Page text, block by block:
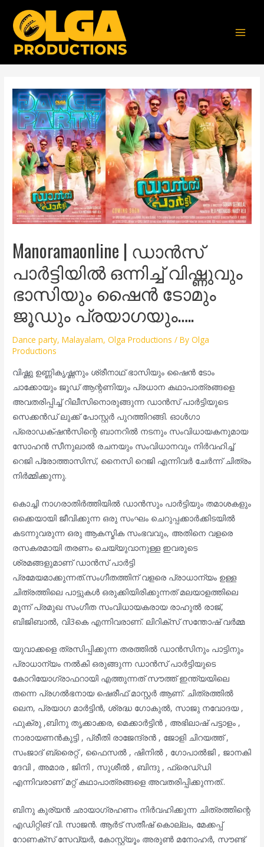
Manoramaonline | ഡാൻസ്
പാർട്ടിയിൽ ഒന്നിച്ച് വിഷ്ണുവും
ഭാസിയും ഷൈൻ ടോമും
ജൂഡും പ്രയാഗയും…..
Dance party,Malayalam,Olga Productions / ByOlga
Productions
വിഷ്ണു ഉണ്ണികൃഷ്ണനും ശ്രീനാഥ് ഭാസിയും ഷൈൻ ടോം
ചാക്കോയും ജൂഡ് ആന്റണിയും പ്രധാന കഥാപാത്രങ്ങളെ
അവതരിപ്പിച്ച്‌ റിലീസിനൊരുങ്ങുന്ന ഡാൻസ് പാർട്ടിയുടെ
സെക്കൻഡ്‌ ലുക്ക് പോസ്റ്റർ പുറത്തിറങ്ങി. ഓൾഗാ
പ്രൊഡക്‌ഷൻസിന്റെ ബാനറിൽ നടനും സംവിധായകനുമായ
സോഹൻ സീനുലാൽ രചനയും സംവിധാനവും നിർവഹിച്ച്
റെജി പ്രോത്താസിസ്, നൈസി റെജി എന്നിവർ ചേർന്ന് ചിത്രം
നിർമ്മിക്കുന്നു.
കൊച്ചി നാഗരാതിർത്തിയിൽ ഡാൻസും പാർട്ടിയും തമാശകളും
ഒക്കെയായി ജീവിക്കുന്ന ഒരു സംഘം ചെറുപ്പക്കാർക്കിടയിൽ
കടന്നുവരുന്ന ഒരു ആകസ്മിക സംഭവവും, അതിനെ വളരെ
രസകരമായി തരണം ചെയ്യുവാനുള്ള ഇവരുടെ
ശ്രമങ്ങളുമാണ് ഡാൻസ് പാർട്ടി
പ്രമേയമാക്കുന്നത്.സംഗീതത്തിന് വളരെ പ്രാധാന്യം ഉള്ള
ചിത്രത്തിലെ പാട്ടുകൾ ഒരുക്കിയിരിക്കുന്നത് മലയാളത്തിലെ
മൂന്ന് പ്രമുഖ സംഗീത സംവിധായകരായ രാഹുൽ രാജ്,
ബിജിബാൽ, വി3കെ എന്നിവരാണ്. ലിറിക്സ് സന്തോഷ്‌ വർമ്മ
യുവാക്കളെ ത്രസിപ്പിക്കുന്ന തരത്തിൽ ഡാൻസിനും പാട്ടിനും
പ്രാധാന്യം നൽകി ഒരുങ്ങുന്ന ഡാൻസ് പാർട്ടിയുടെ
കോറിയോഗ്രാഫറായി എത്തുന്നത് സൗത്ത് ഇന്ത്യയിലെ
തന്നെ പ്രഗൽഭനായ ഷെരീഫ് മാസ്റ്റർ ആണ്. ചിത്രത്തിൽ
ലെന, പ്രയാഗ മാർട്ടിൻ, ശ്രദ്ധ ഗോകുൽ, സാജു നവോദയ ,
ഫുക്രു ,ബിനു തൃക്കാക്കര, മെക്കാർട്ടിൻ , അഭിലാഷ് പട്ടാളം ,
നാരായണൻകുട്ടി , പ്രീതി രാജേന്ദ്രൻ , ജോളി ചിറയത്ത് ,
സംജാദ് ബ്രൈറ്റ് , ഫൈസൽ , ഷിനിൽ , ഗോപാൽജി , ജാനകി
ദേവി , അമാര , ജിനി , സുശീൽ , ബിന്ദു , ഫ്രെഡ്‌ഡി
എന്നിവരാണ് മറ്റ് കഥാപാത്രങ്ങളെ അവതരിപ്പിക്കുന്നത്..
ബിനു കുര്യൻ ഛായാഗ്രഹണം നിർവഹിക്കുന്ന ചിത്രത്തിന്റെ
എഡിറ്റിങ് വി. സാജൻ. ആർട് സതീഷ് കൊല്ലം, മേക്കപ്പ്
റോണക്സ് സേവ്യർ, കോസ്റ്റ്യൂം അരുൺ മനോഹർ, സൗണ്ട്